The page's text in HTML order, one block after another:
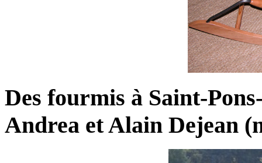
Des fourmis à Saint-
Andrea et Alain Dejean